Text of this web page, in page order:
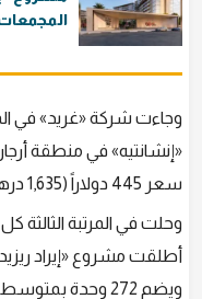
وجاءت شركة «غريد» في
سعر 445 دولاراً (1,635 درهماً) للقدم المربعة.
وحلت في المرتبة الثالثة
أطلقت مشروع «إيراد